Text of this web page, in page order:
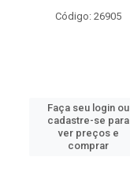
Código: 26905
Faça seu login ou
cadastre-se para
ver preços e
comprar